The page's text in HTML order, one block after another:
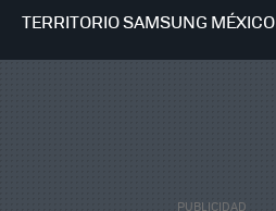
TERRITORIO SAMSUNG MÉXICO